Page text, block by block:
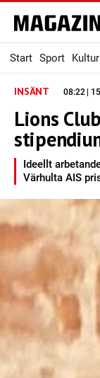
Start Sport
INSÄNT 08:22 |
Lions
Ideellt
Värhulta AIS